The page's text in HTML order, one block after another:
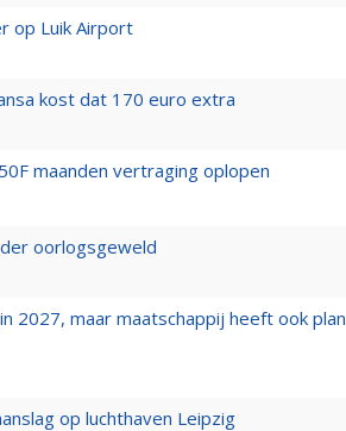
op Luik Airport
kost dat 170 euro extra
maanden vertraging oplopen
oorlogsgeweld
2027, maar maatschappij heeft ook plan
op luchthaven Leipzig